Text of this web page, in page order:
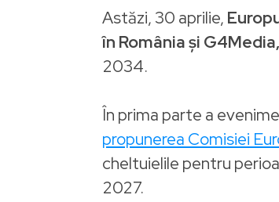
Astăzi, 30 aprilie,
în România și G4Media,
2034.
În prima parte a
propunerea Comisiei
cheltuielile pentru
2027.